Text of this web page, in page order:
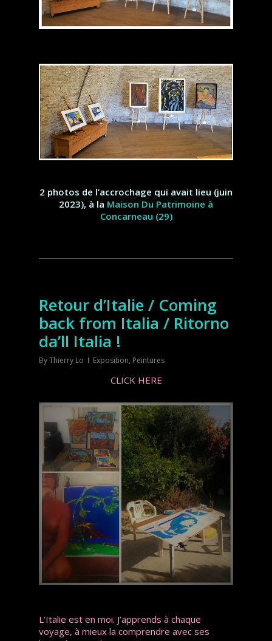
2 photos de l’accrochage qui avait lieu (juin
2023), à la Maison Du Patrimoine à
Concarneau (29)
Retour d’Italie / Coming
back from Italia / Ritorno
da’ll Italia !
ByThierry Lo Exposition, Peintures
CLICK HERE
L’Italie est en moi. J’apprends à chaque
voyage, à mieux la comprendre avec ses